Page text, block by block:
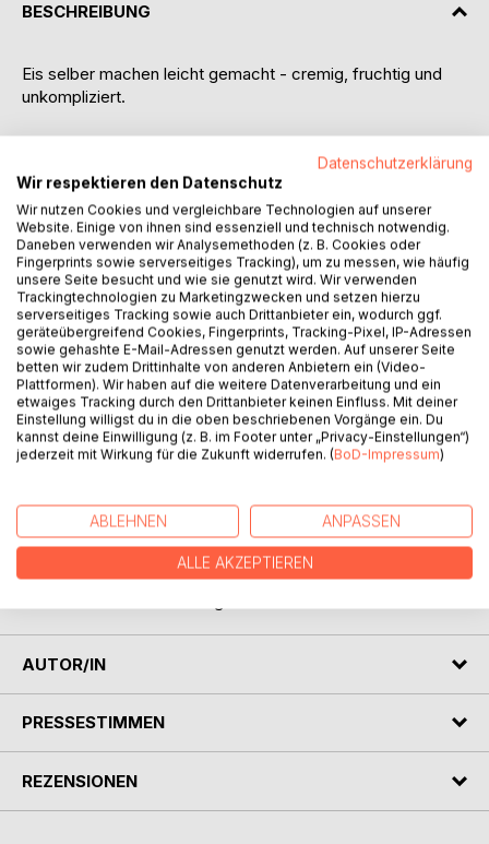
BESCHREIBUNG
Eis selber machen leicht gemacht - cremig, fruchtig und
unkompliziert.
Eis zu Hause gelingen kann. Mit 100 verständlich erklärten
Rezepten bietet es abwechslungsreiche Ideen für
klassische Eiscreme, Fruchteis, Schokoladeneis, Frozen
Yogurt, Sorbets, Stieleis und schnelle Sommerdesserts.
Ob für warme Sommertage, Kinder, Gäste oder kleine
Genussmomente zwischendurch: Die Rezepte verwenden
einfache Zutaten, die in vielen Supermärkten leicht
erhältlich sind. Viele Sorten gelingen mit Eismaschine,
zahlreiche Ideen funktionieren aber auch ohne Eismaschine
direkt im Gefrierfach.
Praktische Tipps für cremige Konsistenz, einfache
Hinweise zur Aufbewahrung und klare Schritt-für-Schritt-
Sorbets und sommerliche Desserts unkompliziert selbst
zubereiten möchten.
Perfekt für Familien, Dessertliebhaber und alle, die den
AUTOR/IN
PRESSESTIMMEN
REZENSIONEN
Datenschutzerklärung
Wir respektieren den Datenschutz
Wir nutzen Cookies und vergleichbare Technologien auf unserer
Website. Einige von ihnen sind essenziell und technisch notwendig.
Daneben verwenden wir Analysemethoden (z. B. Cookies oder
Fingerprints sowie serverseitiges Tracking), um zu messen, wie häufig
unsere Seite besucht und wie sie genutzt wird. Wir verwenden
Trackingtechnologien zu Marketingzwecken und setzen hierzu
serverseitiges Tracking sowie auch Drittanbieter ein, wodurch ggf.
geräteübergreifend Cookies, Fingerprints, Tracking-Pixel, IP-Adressen
sowie gehashte E-Mail-Adressen genutzt werden. Auf unserer Seite
betten wir zudem Drittinhalte von anderen Anbietern ein (Video-
Plattformen). Wir haben auf die weitere Datenverarbeitung und ein
etwaiges Tracking durch den Drittanbieter keinen Einfluss. Mit deiner
Einstellung willigst du in die oben beschriebenen Vorgänge ein. Du
kannst deine Einwilligung (z. B. im Footer unter „Privacy-Einstellungen“)
jederzeit mit Wirkung für die Zukunft widerrufen. (BoD-Impressum)
ABLEHNEN ANPASSEN
ALLE AKZEPTIEREN